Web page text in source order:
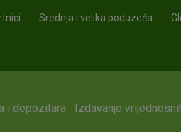
Srednja i velika poduzeća
i depozitara Izdavanje